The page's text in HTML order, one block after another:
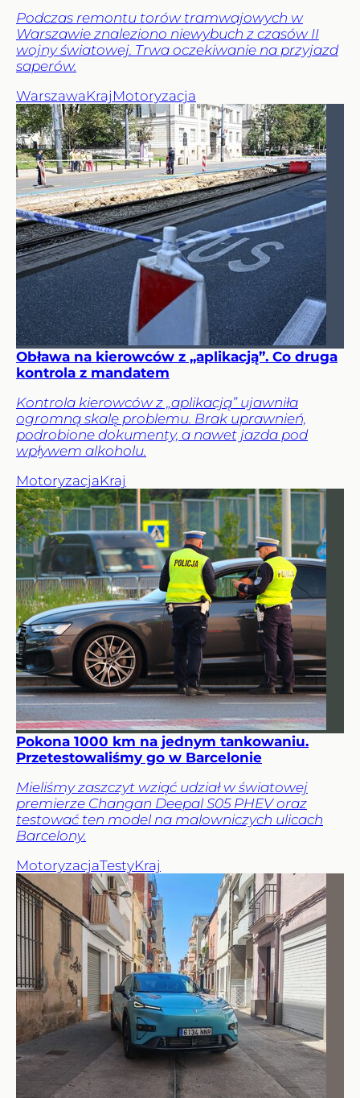
Podczas remontu torów tramwajowych w
Warszawie znaleziono niewybuch z czasów II
wojny światowej. Trwa oczekiwanie na przyjazd
saperów.
WarszawaKraj Motoryzacja
Obława na kierowców z „aplikacją”. Co druga
kontrola z mandatem
Kontrola kierowców z „aplikacją” ujawniła
ogromną skalę problemu. Brak uprawnień,
podrobione dokumenty, a nawet jazda pod
wpływem alkoholu.
MotoryzacjaKraj
Pokona 1000 km na jednym tankowaniu.
Przetestowaliśmy go w Barcelonie
Mieliśmy zaszczyt wziąć udział w światowej
premierze Changan Deepal S05 PHEV oraz
testować ten model na malowniczych ulicach
Barcelony.
MotoryzacjaTestyKraj